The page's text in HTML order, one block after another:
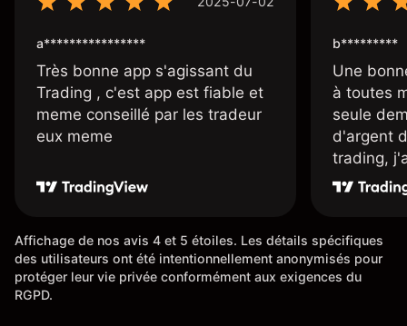
a****************
Très bonne app s'agissant du
Trading , c'est app est fiable et
meme conseillé par les tradeur
eux meme
b*********
Une
à toutes
seule
d'argent
trading,
une carte
Affichage de nos avis 4 et 5 étoiles. Les détails spécifiques
des utilisateurs ont été intentionnellement anonymisés pour
protéger leur vie privée conformément aux exigences du
RGPD.